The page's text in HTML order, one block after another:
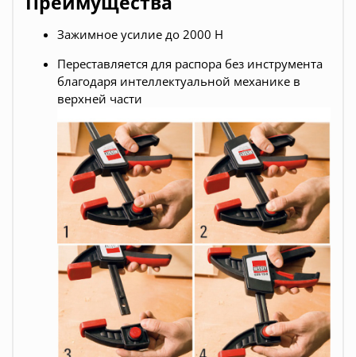
Зажимное усилие до 2000 Н
Переставляется для распора без инструмента
благодаря интеллектуальной механике в
верхней части